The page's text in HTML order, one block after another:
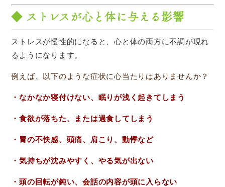
◆ ストレスが心と体に与える影響
ストレスが慢性的になると、心と体の両方に不調が現れ
るようになります。
例えば、以下のような症状に心当たりはありませんか？
・なかなか寝付けない、眠りが浅く起きてしまう
・食欲が落ちた、または過食してしまう
・胃の不快感、頭痛、肩こり、動悸など
・気持ちが沈みやすく、やる気が出ない
・頭の回転が鈍い、会話の内容が頭に入らない